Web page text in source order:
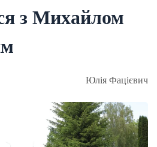
з Михайлом
Юлія Фацієвич